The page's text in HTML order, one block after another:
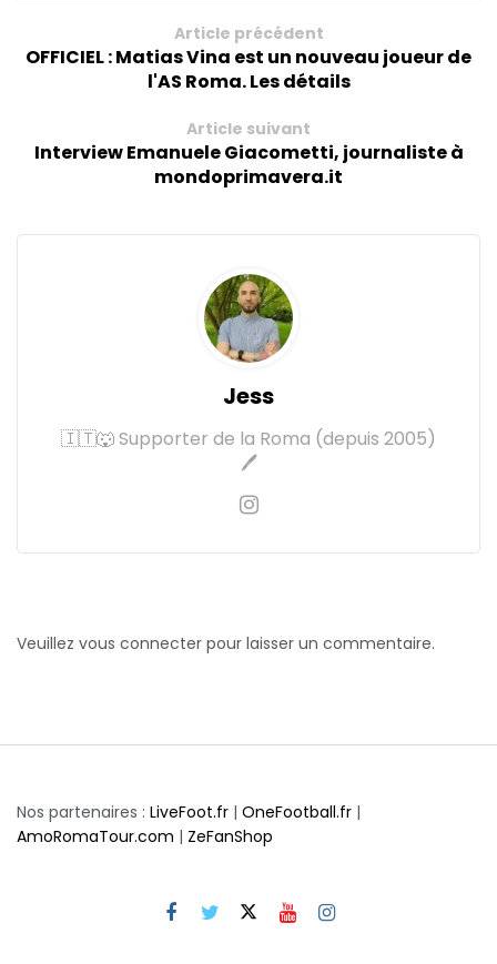
Article précédent
OFFICIEL : Matias Vina est un nouveau joueur de
l'AS Roma. Les détails
Article suivant
Interview Emanuele Giacometti, journaliste à
mondoprimavera.it
Jess
🇮🇹🐺 Supporter de la Roma (depuis 2005)
🖊
Veuillez vous connecter pour laisser un commentaire.
Nos partenaires : LiveFoot.fr | OneFootball.fr |
AmoRomaTour.com | ZeFanShop